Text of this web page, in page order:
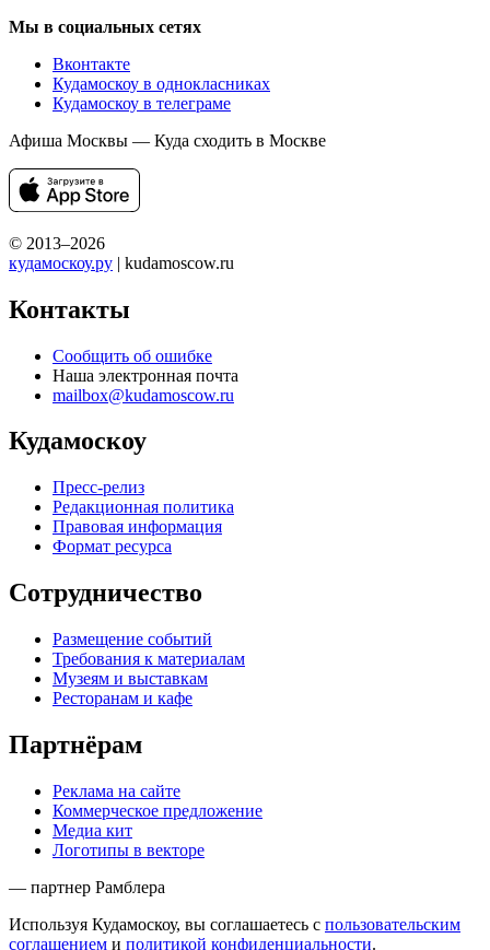
Мы в социальных сетях
Вконтакте
Кудамоскоу в однокласниках
Кудамоскоу в телеграме
Афиша Москвы — Куда сходить в Москве
© 2013–2026
кудамоскоу.ру | kudamoscow.ru
Контакты
Сообщить об ошибке
Наша электронная почта
mailbox@kudamoscow.ru
Кудамоскоу
Пресс-релиз
Редакционная политика
Правовая информация
Формат ресурса
Сотрудничество
Размещение событий
Требования к материалам
Музеям и выставкам
Ресторанам и кафе
Партнёрам
Реклама на сайте
Коммерческое предложение
Медиа кит
Логотипы в векторе
— партнер Рамблера
Используя Кудамоскоу, вы соглашаетесь с пользовательским
соглашением и политикой конфиденциальности.